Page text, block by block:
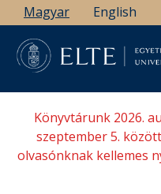
Ugrás
a
tartalomra
Magyar English
Könyvtárunk 2026.
szeptember 5.
olvasónknak kellemes